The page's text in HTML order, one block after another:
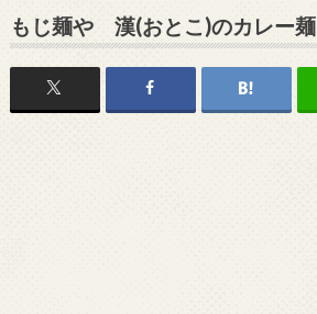
もじ麺や 漢(おとこ)のカレー麺